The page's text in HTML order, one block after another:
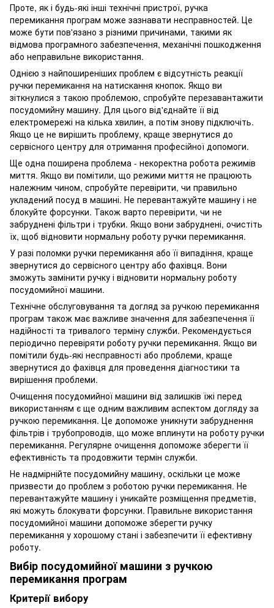
Проте, як і будь-які інші технічні пристрої, ручка
перемикання програм може зазнавати несправностей. Це
може бути пов'язано з різними причинами, такими як
відмова програмного забезпечення, механічні пошкодження
або неправильне використання.
Однією з найпоширеніших проблем є відсутність реакції
ручки перемикання на натискання кнопок. Якщо ви
зіткнулися з такою проблемою, спробуйте перезавантажити
посудомийну машину. Для цього від'єднайте її від
електромережі на кілька хвилин, а потім знову підключіть.
Якщо це не вирішить проблему, краще звернутися до
сервісного центру для отримання професійної допомоги.
Ще одна поширена проблема - некоректна робота режимів
миття. Якщо ви помітили, що режими миття не працюють
належним чином, спробуйте перевірити, чи правильно
укладений посуд в машині. Не перевантажуйте машину і не
блокуйте форсунки. Також варто перевірити, чи не
забруднені фільтри і трубки. Якщо вони забруднені, очистіть
їх, щоб відновити нормальну роботу ручки перемикання.
У разі поломки ручки перемикання або її випадіння, краще
звернутися до сервісного центру або фахівця. Вони
зможуть замінити ручку і відновити нормальну роботу
посудомийної машини.
Технічне обслуговування та догляд за ручкою перемикання
програм також має важливе значення для забезпечення її
надійності та тривалого терміну служби. Рекомендується
періодично перевіряти роботу ручки перемикання. Якщо ви
помітили будь-які несправності або проблеми, краще
звернутися до фахівця для проведення діагностики та
вирішення проблеми.
Очищення посудомийної машини від залишків їжі перед
використанням є ще одним важливим аспектом догляду за
ручкою перемикання. Це допоможе уникнути забруднення
фільтрів і трубопроводів, що може вплинути на роботу ручки
перемикання. Регулярне очищення допоможе зберегти її
ефективність та продовжити термін служби.
Не надмірнійте посудомийну машину, оскільки це може
призвести до проблем з роботою ручки перемикання. Не
перевантажуйте машину і уникайте розміщення предметів,
які можуть блокувати форсунки. Правильне використання
посудомийної машини допоможе зберегти ручку
перемикання у хорошому стані і забезпечити її ефективну
роботу.
Вибір посудомийної машини з ручкою
перемикання програм
Критерії вибору